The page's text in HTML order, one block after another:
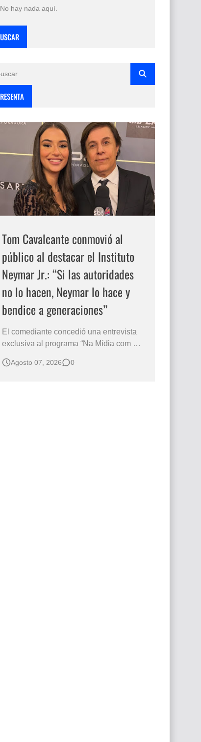
No hay nada aquí.
Tom Cavalcante conmovió al
público al destacar el Instituto
Neymar Jr.: “Si las autoridades
no lo hacen, Neymar lo hace y
bendice a generaciones”
El comediante concedió una entrevista
exclusiva al programa “Na Mídia com a
Subasta del Instituto Neymar Jr., uno de
Agosto 07, 2026 0